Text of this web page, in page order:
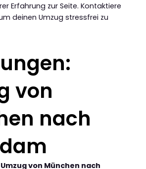
Erfahrung zur Seite. Kontaktiere
deinen Umzug stressfrei zu
von
nach
von München nach